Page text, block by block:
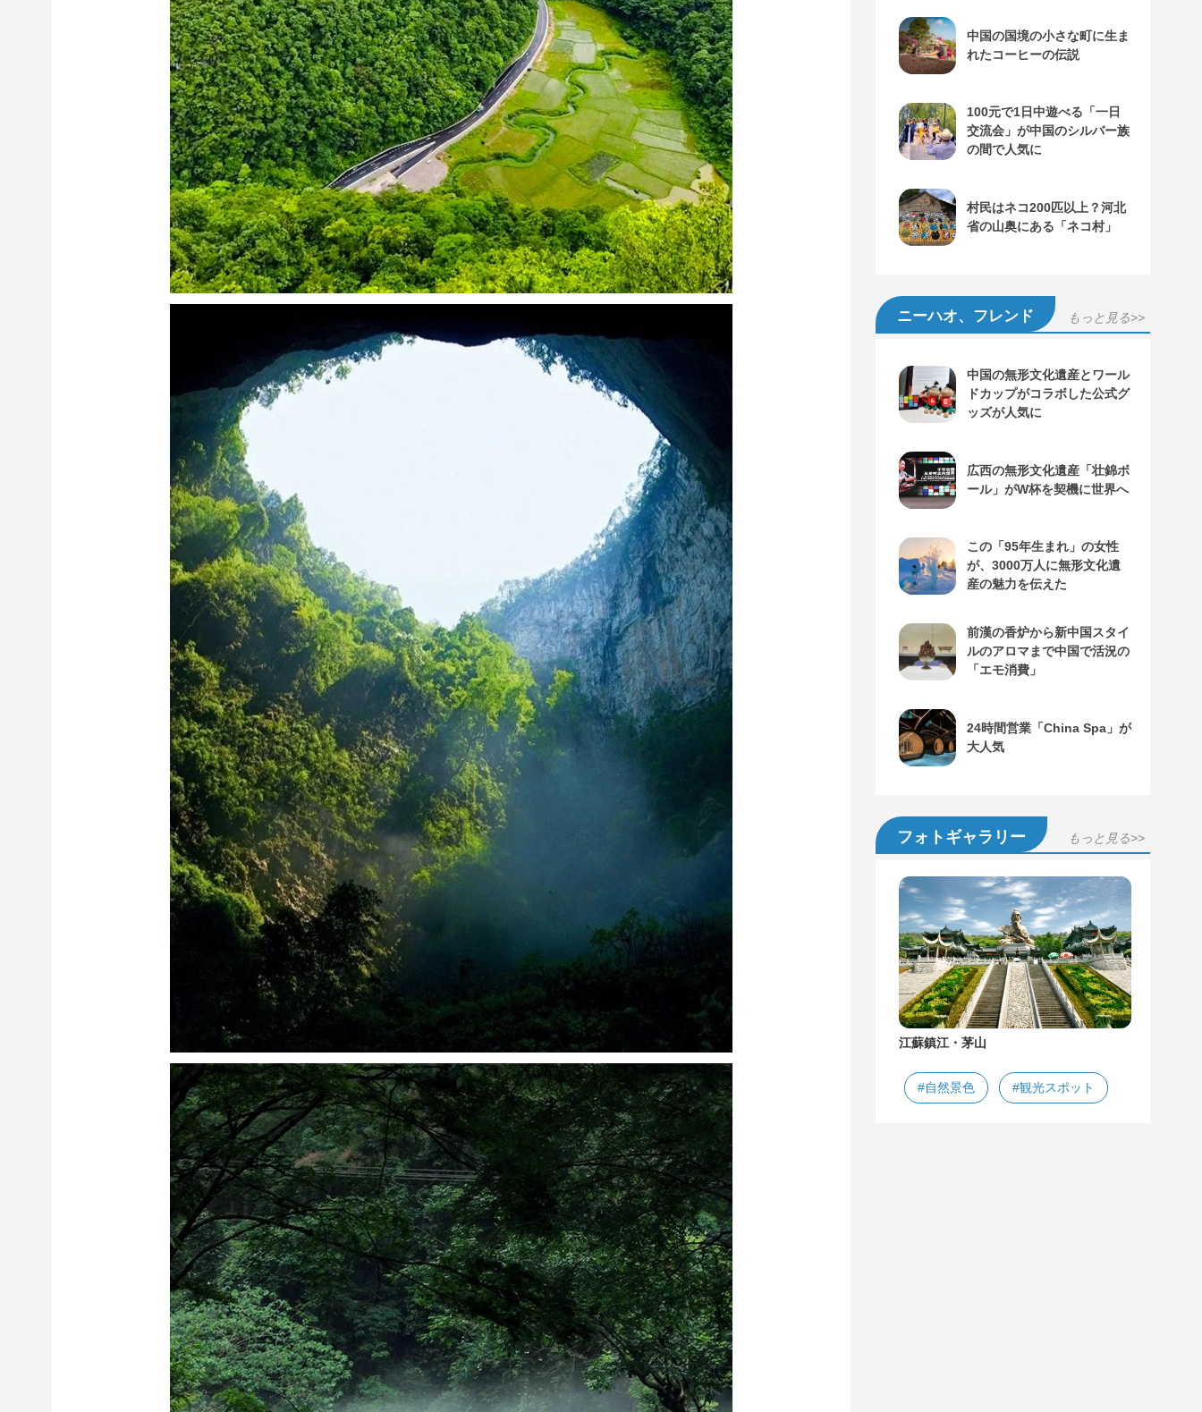
中国の国境の小さな町に生ま
れたコーヒーの伝説
100元で1日中遊べる「一日
交流会」が中国のシルバー族
の間で人気に
村民はネコ200匹以上？河北
省の山奥にある「ネコ村」
ニーハオ、フレンド もっと見る>>
中国の無形文化遺産とワール
ドカップがコラボした公式グ
ッズが人気に
広西の無形文化遺産「壮錦ボ
ール」がW杯を契機に世界へ
この「95年生まれ」の女性
が、3000万人に無形文化遺
産の魅力を伝えた
前漢の香炉から新中国スタイ
ルのアロマまで中国で活況の
「エモ消費」
24時間営業「China Spa」が
大人気
フォトギャラリー もっと見る>>
江蘇鎮江・茅山
#自然景色 #観光スポット